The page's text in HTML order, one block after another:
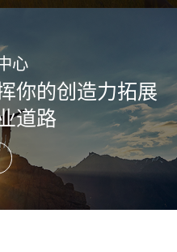
心
你的创造力拓展
道路
了解更多